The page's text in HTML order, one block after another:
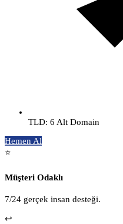
TLD: 6 Alt Domain
Hemen Al
⭐
Müşteri Odaklı
7/24 gerçek insan desteği.
↩️